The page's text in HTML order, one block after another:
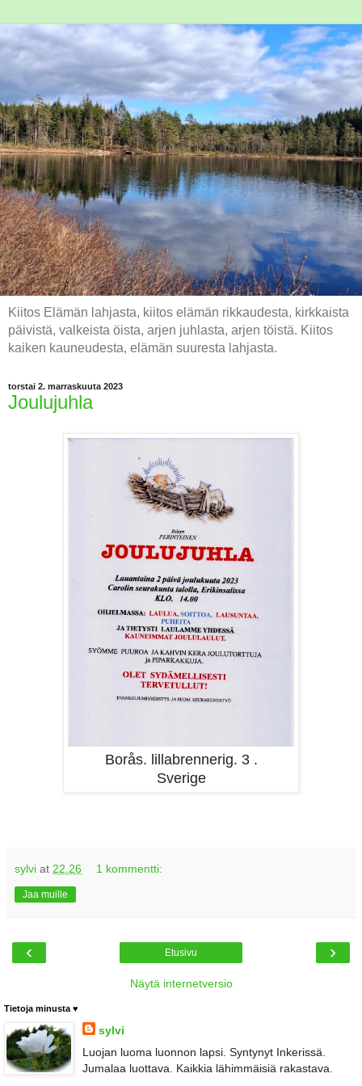
Kiitos Elämän lahjasta, kiitos elämän rikkaudesta, kirkkaista
päivistä, valkeista öista, arjen juhlasta, arjen töistä. Kiitos
kaiken kauneudesta, elämän suuresta lahjasta.
torstai 2. marraskuuta 2023
Joulujuhla
Borås. lillabrennerig. 3 .
Sverige
sylvi at 22.26 1 kommentti:
Jaa muille
‹ ›
Etusivu
Näytä internetversio
Tietoja minusta ♥
sylvi
Luojan luoma luonnon lapsi. Syntynyt Inkerissä.
Jumalaa luottava. Kaikkia lähimmäisiä rakastava.